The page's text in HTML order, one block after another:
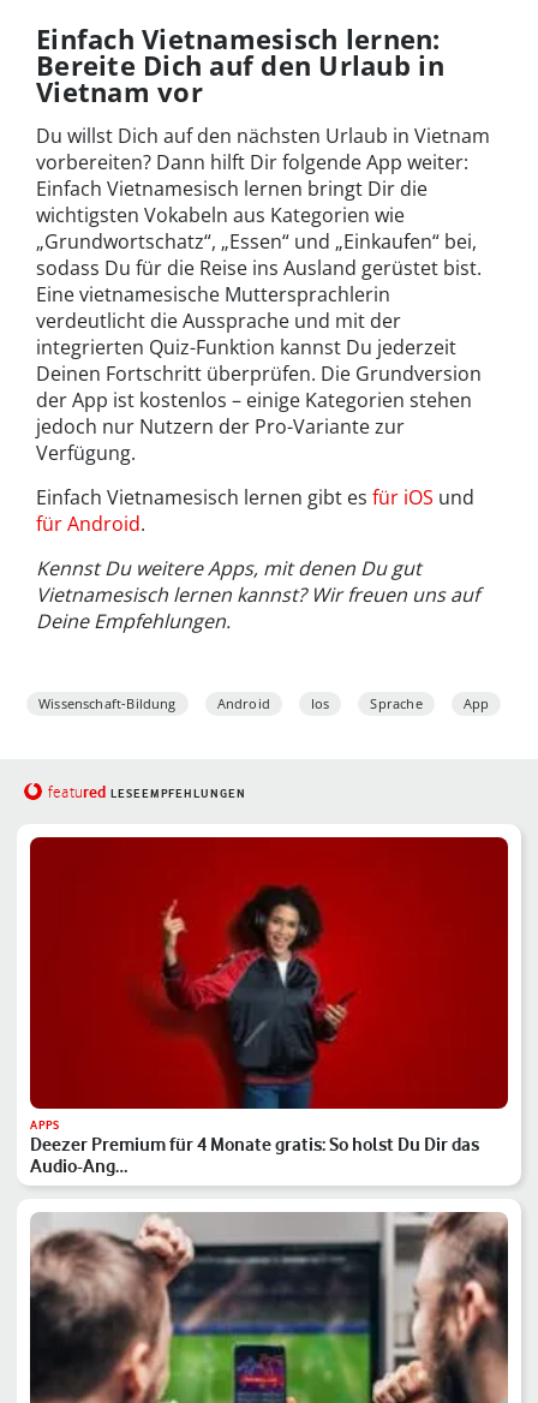
Einfach Vietnamesisch lernen:
Bereite Dich auf den Urlaub in
Vietnam vor
Du willst Dich auf den nächsten Urlaub in Vietnam
vorbereiten? Dann hilft Dir folgende App weiter:
Einfach Vietnamesisch lernen bringt Dir die
wichtigsten Vokabeln aus Kategorien wie
„Grundwortschatz“, „Essen“ und „Einkaufen“ bei,
sodass Du für die Reise ins Ausland gerüstet bist.
Eine vietnamesische Muttersprachlerin
verdeutlicht die Aussprache und mit der
integrierten Quiz-Funktion kannst Du jederzeit
Deinen Fortschritt überprüfen. Die Grundversion
der App ist kostenlos – einige Kategorien stehen
jedoch nur Nutzern der Pro-Variante zur
Verfügung.
Einfach Vietnamesisch lernen gibt es für iOS und
für Android.
Kennst Du weitere Apps, mit denen Du gut
Vietnamesisch lernen kannst? Wir freuen uns auf
Deine Empfehlungen.
Wissenschaft-Bildung Android Ios Sprache App
featured LESEEMPFEHLUNGEN
APPS
Deezer Premium für 4 Monate gratis: So holst Du Dir das
Audio-Ang…